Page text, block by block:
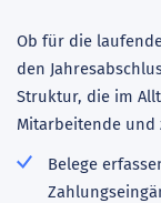
Ob für die
den
Struktur, die im
Mitarbeitende und
Belege